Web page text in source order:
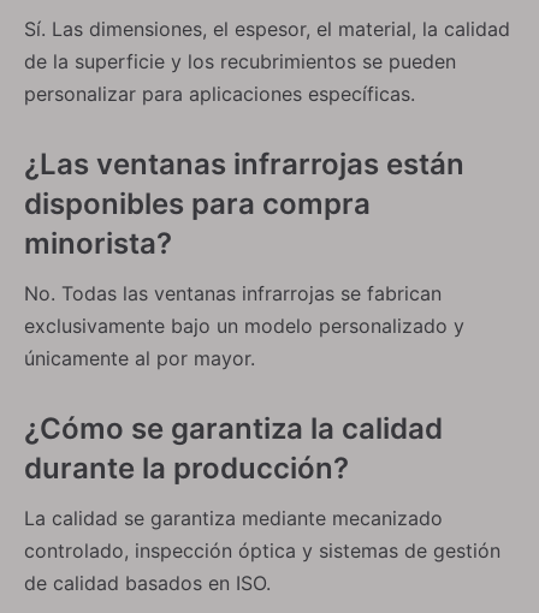
Sí. Las dimensiones, el espesor, el material, la calidad
de la superficie y los recubrimientos se pueden
personalizar para aplicaciones específicas.
¿Las ventanas infrarrojas están
disponibles para compra
minorista?
No. Todas las ventanas infrarrojas se fabrican
exclusivamente bajo un modelo personalizado y
únicamente al por mayor.
¿Cómo se garantiza la calidad
durante la producción?
La calidad se garantiza mediante mecanizado
controlado, inspección óptica y sistemas de gestión
de calidad basados ​​en ISO.
Ventanas recubiertas de ITO